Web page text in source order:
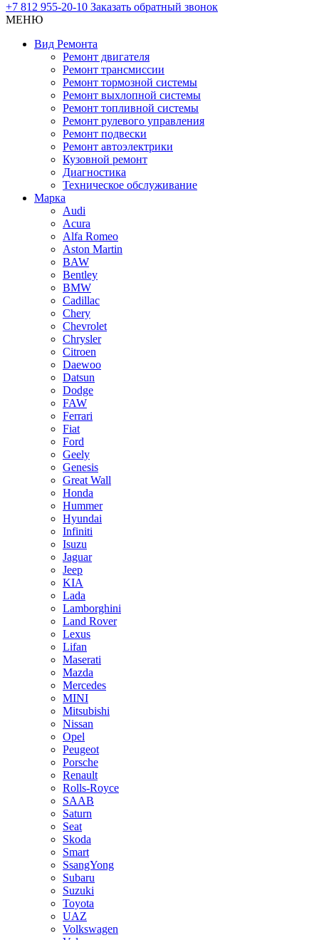
+7 812 955-20-10 Заказать обратный звонок
МЕНЮ
Вид Ремонта
Ремонт двигателя
Ремонт трансмиссии
Ремонт тормозной системы
Ремонт выхлопной системы
Ремонт топливной системы
Ремонт рулевого управления
Ремонт подвески
Ремонт автоэлектрики
Кузовной ремонт
Диагностика
Техническое обслуживание
Марка
Audi
Acura
Alfa Romeo
Aston Martin
BAW
Bentley
BMW
Cadillac
Chery
Chevrolet
Chrysler
Citroen
Daewoo
Datsun
Dodge
FAW
Ferrari
Fiat
Ford
Geely
Genesis
Great Wall
Honda
Hummer
Hyundai
Infiniti
Isuzu
Jaguar
Jeep
KIA
Lada
Lamborghini
Land Rover
Lexus
Lifan
Maserati
Mazda
Mercedes
MINI
Mitsubishi
Nissan
Opel
Peugeot
Porsche
Renault
Rolls-Royce
SAAB
Saturn
Seat
Skoda
Smart
SsangYong
Subaru
Suzuki
Toyota
UAZ
Volkswagen